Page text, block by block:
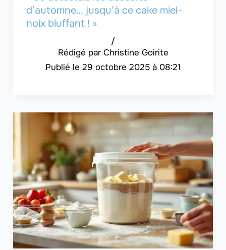
d’automne… jusqu’à ce cake miel-
noix bluffant ! »
Christine Goirite
/
29 octobre 2025 à 08:21